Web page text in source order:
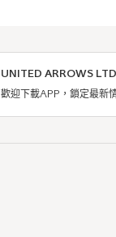
UNITED ARROWS
歡迎下載APP，鎖定最新